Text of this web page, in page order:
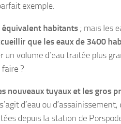
exemple.
habitants; mais les
que les eaux de 3400
volume d’eau traitée plus
?
nouveaux tuyaux et les gros
d’eau ou
depuis la station de